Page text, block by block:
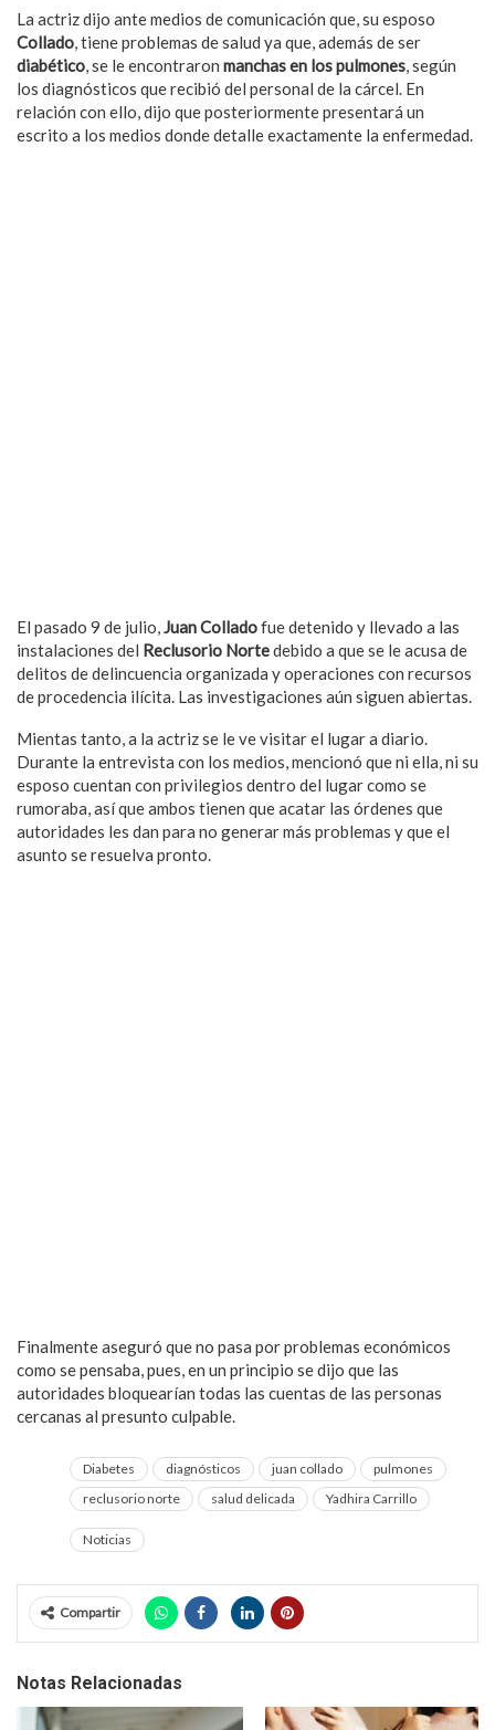
La actriz dijo ante medios de comunicación que, su esposo
Collado, tiene problemas de salud ya que, además de ser
diabético, se le encontraron manchas en los pulmones, según
los diagnósticos que recibió del personal de la cárcel. En
relación con ello, dijo que posteriormente presentará un
escrito a los medios donde detalle exactamente la enfermedad.
El pasado 9 de julio,Juan Colladofue detenido y llevado a las
instalaciones del Reclusorio Nortedebido a que se le acusa de
delitos de delincuencia organizada y operaciones con recursos
de procedencia ilícita. Las investigaciones aún siguen abiertas.
Mientas tanto, a la actriz se le ve visitar el lugar a diario.
Durante la entrevista con los medios, mencionó que ni ella, ni su
esposo cuentan con privilegios dentro del lugar como se
rumoraba, así que ambos tienen que acatar las órdenes que
autoridades les dan para no generar más problemas y que el
asunto se resuelva pronto.
Finalmente aseguró que no pasa por problemas económicos
como se pensaba, pues, en un principio se dijo que las
autoridades bloquearían todas las cuentas de las personas
cercanas al presunto culpable.
Diabetes diagnósticos juan collado
pulmones
reclusorio norte
salud delicada Yadhira Carrillo
Noticias
Compartir
Notas Relacionadas